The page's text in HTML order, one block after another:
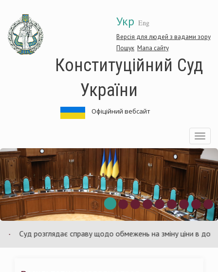
основного
матеріалу
Укр Eng
Версія для людей з вадами зору
Пошук Мапа сайту
Конституційний Суд
України
Офіційний вебсайт
Toggle
Суд розглядає справу щодо обмежень на зміну ціни в